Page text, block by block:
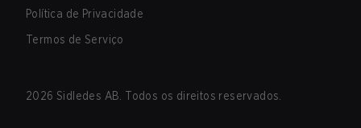
Política de Privacidade
Termos de Serviço
2026 Sidledes AB. Todos os direitos reservados.